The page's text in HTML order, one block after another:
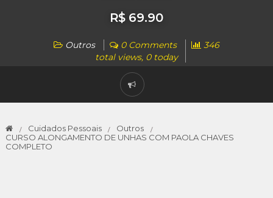
R$ 69.90
Outros 0 Comments
346
total views, 0 today
Cuidados Pessoais
Outros
CURSO ALONGAMENTO DE UNHAS COM PAOLA CHAVES
COMPLETO